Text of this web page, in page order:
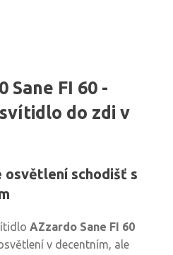
Sane FI 60 -
do zdi v
osvětlení schodišť s
AZzardo Sane FI 60
v decentním, ale